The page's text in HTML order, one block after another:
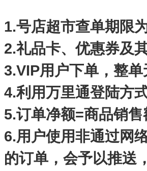
1.号店超市查单期限
2.礼品卡、优惠券及
3.VIP用户下单，整单
4.利用万里通登陆方
5.订单净额=商品销
6.用户使用非通过网
的订单，会予以推送